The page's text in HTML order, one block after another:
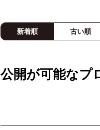
新着順 古い順
公開が可能なプ